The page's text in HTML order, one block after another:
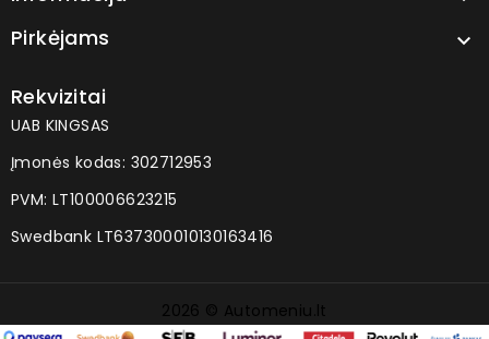
Pirkėjams 
Rekvizitai
UAB KINGSAS
Įmonės kodas: 302712953
PVM: LT100006623215
Swedbank LT637300010130163416
2026 © Automeniu.lt